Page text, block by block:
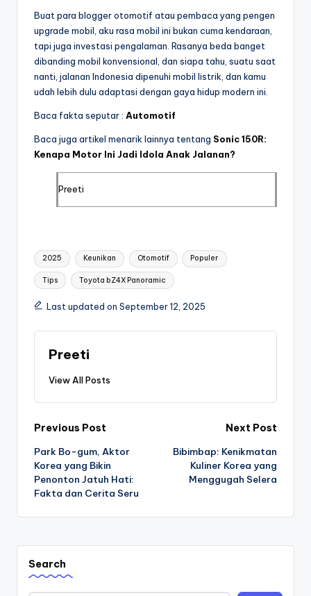
Buat para blogger otomotif atau pembaca yang pengen
upgrade mobil, aku rasa mobil ini bukan cuma kendaraan,
tapi juga investasi pengalaman. Rasanya beda banget
dibanding mobil konvensional, dan siapa tahu, suatu saat
nanti, jalanan Indonesia dipenuhi mobil listrik, dan kamu
udah lebih dulu adaptasi dengan gaya hidup modern ini.
Baca fakta seputar : Automotif
Baca juga artikel menarik lainnya tentang Sonic 150R:
Kenapa Motor Ini Jadi Idola Anak Jalanan?
Preeti
Tags:
2025 Keunikan Otomotif Populer
Tips Toyota bZ4X Panoramic
Last updated on September 12, 2025
Preeti
View All Posts
Post
navigation
Previous Post
Park Bo-gum, Aktor
Korea yang Bikin
Penonton Jatuh Hati:
Fakta dan Cerita Seru
Next Post
Bibimbap: Kenikmatan
Kuliner Korea yang
Menggugah Selera
Search